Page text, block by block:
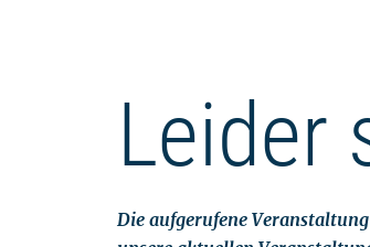
Leider
Die aufgerufene